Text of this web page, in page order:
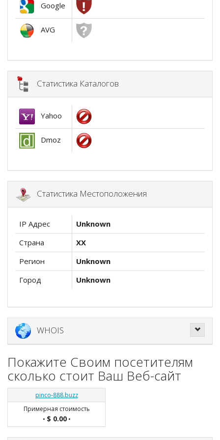
Google
AVG
Статистика Каталогов
Yahoo
Dmoz
Статистика Местоположения
IP Адрес
Unknown
Страна
XX
Регион
Unknown
Город
Unknown
WHOIS
Покажите Своим посетителям
сколько стоит Ваш Веб-сайт
pinco-888.buzz
Примерная стоимость
• $ 0.00•